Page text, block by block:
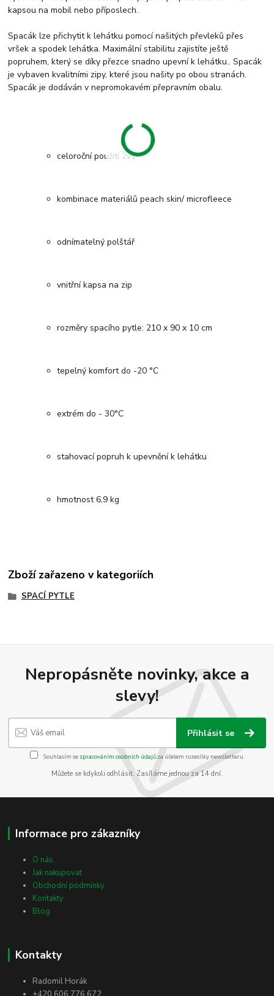
kapsou na mobil nebo příposlech.
Spacák lze přichytit k lehátku pomocí našitých převleků přes
vršek a spodek lehátka. Maximální stabilitu zajistíte ještě
popruhem, který se díky přezce snadno upevní k lehátku.. Spacák
je vybaven kvalitními zipy, které jsou našity po obou stranách.
Spacák je dodáván v nepromokavém přepravním obalu.
celoroční použití 2v1
kombinace materiálů peach skin/ microfleece
odnímatelný polštář
vnitřní kapsa na zip
rozměry spacího pytle: 210 x 90 x 10 cm
tepelný komfort do -20 °C
extrém do - 30°C
stahovací popruh k upevnění k lehátku
hmotnost 6,9 kg
Zboží zařazeno v kategoriích
SPACÍ PYTLE
Nepropásněte novinky, akce a
slevy!
Přihlásit se
Souhlasím se zpracováním osobních údajůza účelem rozesílky newsletteru.
Můžete se kdykoli odhlásit. Zasíláme jednou za 14 dní.
Informace pro zákazníky
O nás
Jak nakupovat
Obchodní podmínky
Kontakty
Blog
Kontakty
Radomil Horák